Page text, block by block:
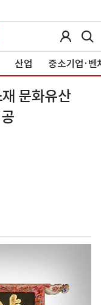
산업 중소기업·벤
문화유산